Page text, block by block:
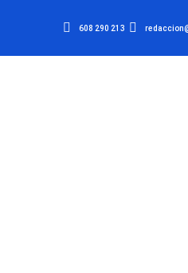
608 290 213